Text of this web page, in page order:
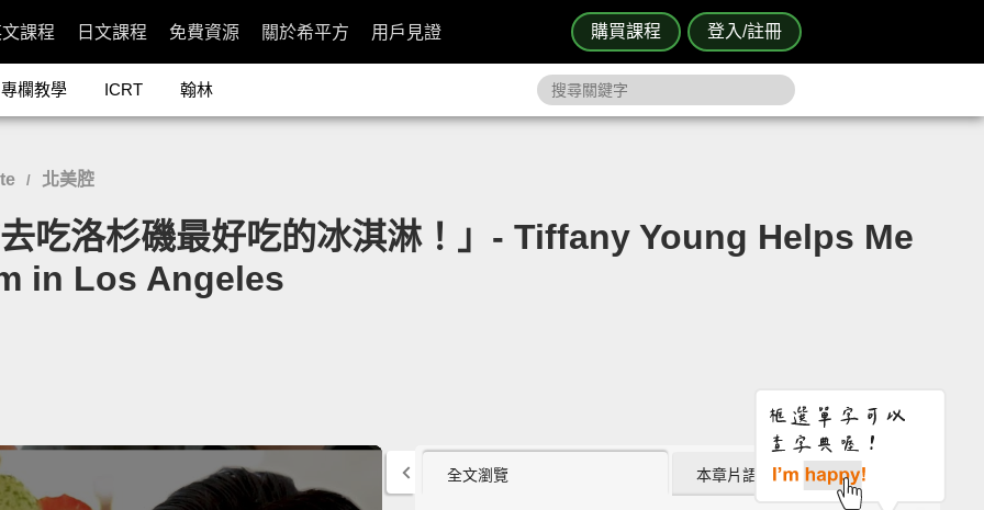
購買課程 登入/註冊
課程 日文課程 免費資源 關於希平方 用戶見證
專欄教學 ICRT 翰林
/ 北美腔
吃洛杉磯最好吃的冰淇淋！」- Tiffany Young Helps Me
in Los Angeles
全文瀏覽 本章片語 (0)